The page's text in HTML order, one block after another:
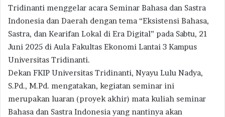
Tridinanti menggelar acara Seminar Bahasa dan Sastra
Indonesia dan Daerah dengan tema “Eksistensi Bahasa,
Sastra, dan Kearifan Lokal di Era Digital” pada Sabtu, 21
Juni 2025 di Aula Fakultas Ekonomi Lantai 3 Kampus
Universitas Tridinanti.
Dekan FKIP Universitas Tridinanti, Nyayu Lulu Nadya,
S.Pd., M.Pd. mengatakan, kegiatan seminar ini
merupakan luaran (proyek akhir) mata kuliah seminar
Bahasa dan Sastra Indonesia yang nantinya akan